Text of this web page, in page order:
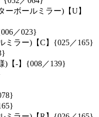
ーボールミラー)【U】
／023}
ミラー)【C】{025／165}
)【-】{008／139}